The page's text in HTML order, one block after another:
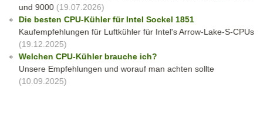
und 9000(19.07.2026)
Die besten CPU-Kühler für Intel Sockel 1851
Kaufempfehlungen für Luftkühler für Intel's Arrow-Lake-S-CPUs
(19.12.2025)
Welchen CPU-Kühler brauche ich?
Unsere Empfehlungen und worauf man achten sollte
(10.09.2025)